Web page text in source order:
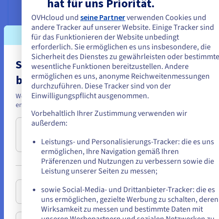
grafische Darstellung einer
mathematischen Gleichung. Dieser
Kurve ist vor allem dieses Merkmal
zu eigen: Wenn eine Gerade sie in
zwei Punkten schneidet, dann
muss sie sie in einem dritten Punkt
schneiden.
Die Gesamtgröße der Schlüssel
wird verringert und der Vorgang
der Verschlüsselung dadurch
verkürzt.
Verbreitete Algorithmen für die asymmetrische Verschlüsselung
Verschlüsselung bei Übertragung und Ende-zu-
Ende-Verschlüsselung: die Unterschiede
DieVerschlüsselung der Daten bei der Übertragung
Sie scheinen sich in Vereinigte Staaten
befinden.
Wenn Sie aus Vereinigte Staaten bestellen möchten, müssen Sie sich
entsprechenden Website umsehen und dort einen Account erstellen.
Gehe zur [Website] Webseite
us.ovhcloud.com/ learn Englisch USD - $
oder
Auf der aktuellen Website bleiben
OVHcloud undseine Partnerverwenden Cookies und
andere Tracker auf unserer Website. Einige Tracker sind
für das Funktionieren der Website unbedingt
erforderlich. Sie ermöglichen es uns insbesondere, die
Sicherheit des Dienstes zu gewährleisten oder
wesentliche Funktionen bereitzustellen. Andere
ermöglichen es uns, anonyme Reichweitenmessungen
durchzuführen. Diese Tracker sind von der
Einwilligungspflicht ausgenommen.
Vorbehaltlich Ihrer Zustimmung verwenden wir
außerdem:
Leistungs- und Personalisierungs-Tracker: die es uns
ermöglichen, Ihre Navigation gemäß Ihren
Präferenzen und Nutzungen zu verbessern sowie die
Leistung unserer Seiten zu messen;
sowie Social-Media- und Drittanbieter-Tracker: die es
uns ermöglichen, gezielte Werbung zu schalten, deren
Wirksamkeit zu messen und bestimmte Daten mit